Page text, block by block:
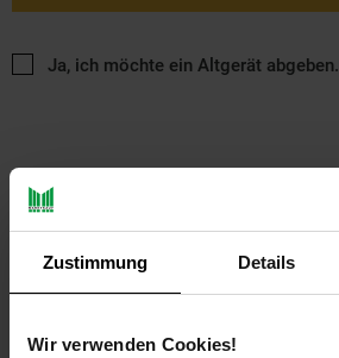
Zustimmung Details
Wir verwenden Cookies!
Ja, ich möchte ein Altgerät abgeben.
PAYBACK